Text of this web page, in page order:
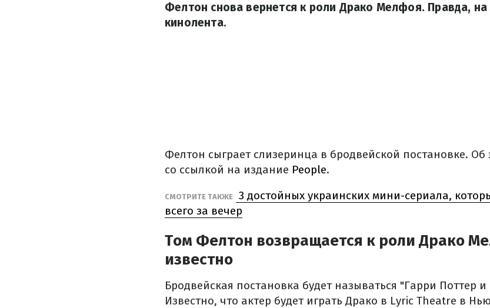
Фелтон снова вернется к роли Драко Мелфоя. Правда, на
кинолента.
Фелтон сыграет слизеринца в бродвейской постановке. Об
со ссылкой на издание People.
СМОТРИТЕ ТАКЖЕ
3 достойных украинских мини-сериала,
всего за вечер
Том Фелтон возвращается к роли Драко
известно
Бродвейская постановка будет называться "Гарри Поттер
Известно, что актер будет играть Драко в Lyric Theatre в